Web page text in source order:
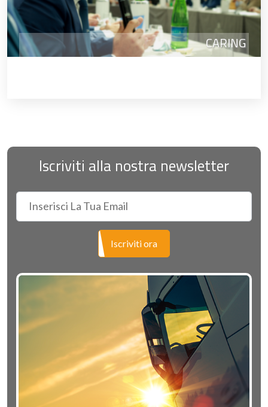
CARING
Iscriviti alla nostra newsletter
Iscriviti ora